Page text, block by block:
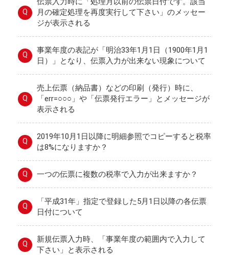
Q
月の確定処理を再度実行して下さい」のメッセー
ジが表示される
Q
事業年度の表記が「明治33年1月1日（1900年1月1
日）」となり、伝票入力が出来ない現象について
Q
売上伝票（納品書）などの印刷（発行）時に、
「err=○○○」や「伝票発行エラー」とメッセージが
表示される
Q
2019年10月1日以降に明細参照でコピーすると税率
は8%になりますか？
Q 一つの伝票に複数の税率で入力が出来ますか？
Q
「平成31年」指定で登録した5月1日以降の各伝票
日付について
Q
新規伝票入力時、「事業年度の範囲内で入力して
下さい」と表示される